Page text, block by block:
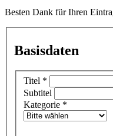
Besten Dank für Ihren
Basisdaten
Titel *
Subtitel
Kategorie *